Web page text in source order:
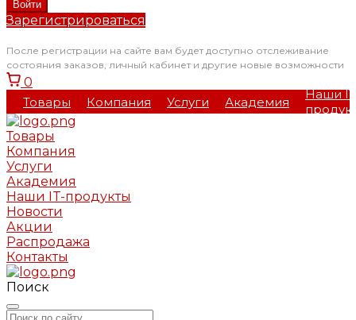
Зарегистрироваться
После регистрации на сайте вам будет доступно отслеживание
состояния заказов, личный кабинет и другие новые возможности
0
Товары
Компания Услуги Академия
Наши
Товары
Компания
Услуги
Академия
Наши IT-продукты
Новости
Акции
Распродажа
Контакты
Поиск